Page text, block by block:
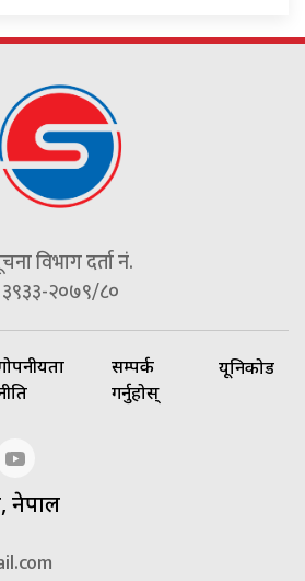
विभाग दर्ता नं.
३९३३-२०७९/८०
सम्पर्क
गर्नुहोस्
यूनिकोड
नेपाल